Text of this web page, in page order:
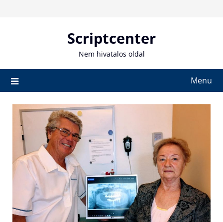
Scriptcenter
Nem hivatalos oldal
Menu